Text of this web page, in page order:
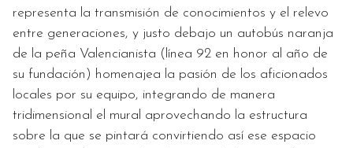
representa la transmisión de conocimientos y el relevo
entre generaciones, y justo debajo un autobús naranja
de la peña Valencianista (línea 92 en honor al año de
su fundación) homenajea la pasión de los aficionados
locales por su equipo, integrando de manera
tridimensional el mural aprovechando la estructura
sobre la que se pintará convirtiendo así ese espacio